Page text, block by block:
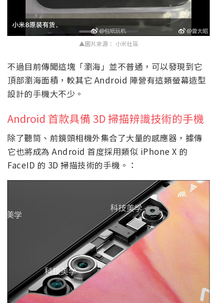
▲圖片來源： 小米社區
不過目前傳聞這塊「瀏海」並不普通，可以發現到它
頂部瀏海面積，較其它 Android 陣營有這類螢幕造型
設計的手機大不少。
Android 首款具備 3D 掃描辨識技術的手機
除了聽筒、前鏡頭相機外集合了大量的感應器，據傳
它也將成為 Android 首度採用類似 iPhone X 的
FaceID 的 3D 掃描技術的手機。：